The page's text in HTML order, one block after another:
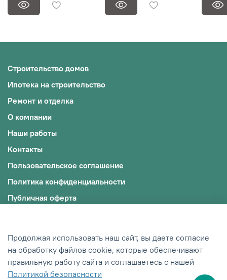
Строительство домов
Ипотека на строительство
Ремонт и отделка
О компании
Наши работы
Контакты
Пользовательское соглашение
Политика конфиденциальности
Публичная оферта
© 2009-2025, ООО "ЭКОЖИЛЬЕ"
ИНН: 0242012245/ОГРН: 1190280018598
Сделано в Хезар
Продолжая использовать наш сайт, вы даете согласие
на обработку файлов cookie, которые обеспечивают
правильную работу сайта и соглашаетесь с нашей
Политикой безопасности